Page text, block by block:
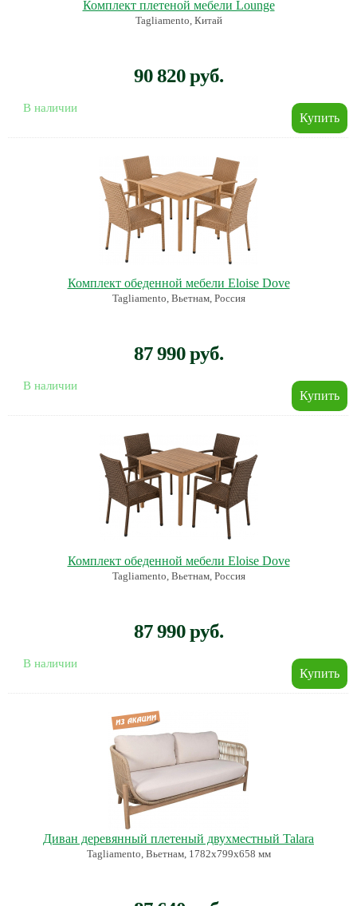
Комплект плетеной мебели Lounge
Tagliamento, Китай
90 820 руб.
В наличии
Комплект обеденной мебели Eloise Dove
Tagliamento, Вьетнам, Россия
87 990 руб.
В наличии
Комплект обеденной мебели Eloise Dove
Tagliamento, Вьетнам, Россия
87 990 руб.
В наличии
Диван деревянный плетеный двухместный Talara
Tagliamento, Вьетнам, 1782х799х658 мм